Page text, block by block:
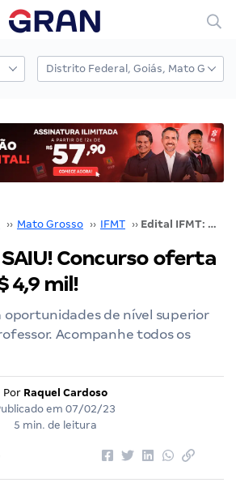
›› Mato Grosso ›› IFMT ›› Edital IFMT: SAIU! Concurso oferta iniciais de R$ 4,9 mil!
Concurso oferta
4,9 mil!
oportunidades de nível superior
Acompanhe todos os
Por Raquel Cardoso
em 07/02/23
5 min. de leitura